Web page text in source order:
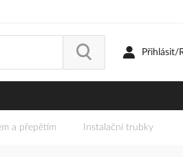
Přihlásit/
a přepětím Instalační trubky